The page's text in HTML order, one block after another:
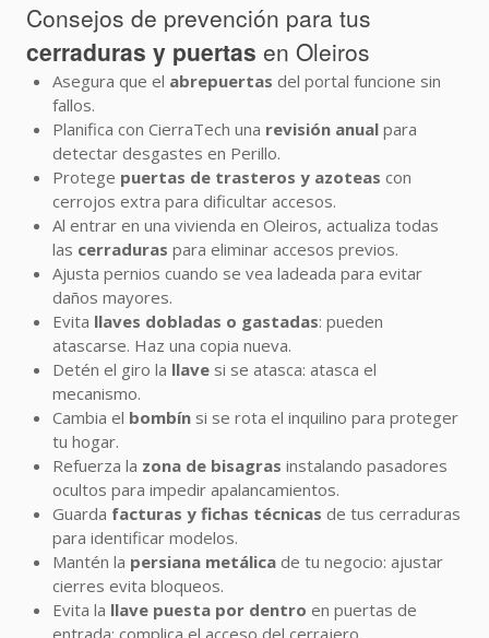
Consejos de prevención para tus
cerraduras y puertas en Oleiros
Asegura que el abrepuertas del portal funcione sin
fallos.
Planifica con CierraTech una revisión anual para
detectar desgastes en Perillo.
Protege puertas de trasteros y azoteas con
cerrojos extra para dificultar accesos.
Al entrar en una vivienda en Oleiros, actualiza todas
las cerraduras para eliminar accesos previos.
Ajusta pernios cuando se vea ladeada para evitar
daños mayores.
Evita llaves dobladas o gastadas: pueden
atascarse. Haz una copia nueva.
Detén el giro la llave si se atasca: atasca el
mecanismo.
Cambia el bombín si se rota el inquilino para proteger
tu hogar.
Refuerza la zona de bisagras instalando pasadores
ocultos para impedir apalancamientos.
Guarda facturas y fichas técnicas de tus cerraduras
para identificar modelos.
Mantén la persiana metálica de tu negocio: ajustar
cierres evita bloqueos.
Evita la llave puesta por dentro en puertas de